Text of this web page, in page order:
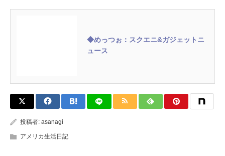
◆めっつぉ：スクエニ&ガジェットニ
ュース
投稿者: asanagi
アメリカ生活日記